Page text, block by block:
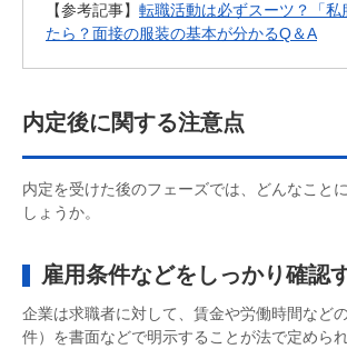
【参考記事】 転職活動は必ずスーツ？「私
たら？面接の服装の基本が分かるQ＆A
内定後に関する注意点
内定を受けた後のフェーズでは、どんなこと
しょうか。
雇用条件などをしっかり確認
企業は求職者に対して、賃金や労働時間など
件）を書面などで明示することが法で定められ